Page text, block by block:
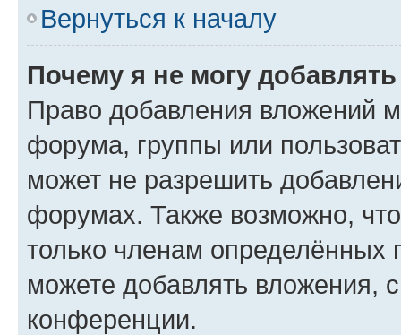
Вернуться к началу
Почему я не могу
Право добавления вложений
форума, группы или
может не разрешить
форумах. Также возможно,
только членам определённых
можете добавлять вложения,
конференции.